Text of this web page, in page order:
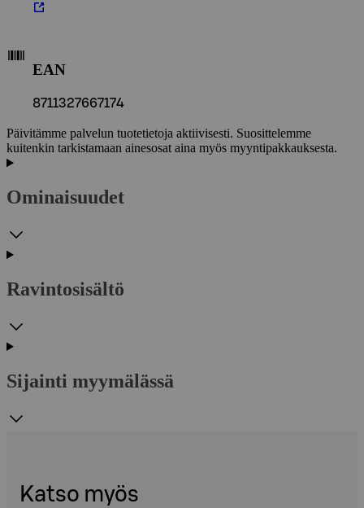
EAN
8711327667174
Päivitämme palvelun tuotetietoja aktiivisesti. Suosittelemme
kuitenkin tarkistamaan ainesosat aina myös myyntipakkauksesta.
Ominaisuudet
Ravintosisältö
Sijainti myymälässä
Katso myös